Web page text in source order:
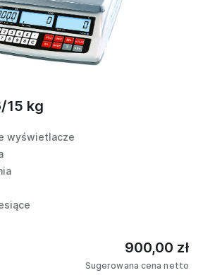
15 kg
wyświetlacze
900,00 zł
Sugerowana cena netto